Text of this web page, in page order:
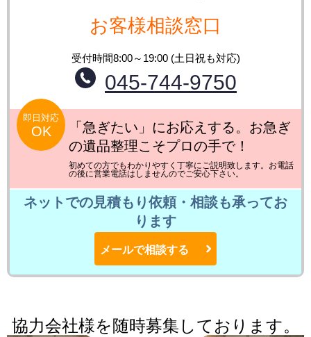
お客様相談窓口
受付時間8:00～19:00 (土日祝も対応)
045-744-9750
即日対応
OK
「急ぎたい」にお応えする。お急ぎ
の遺品整理こそプロの手で！
初めての方でもわかりやすく丁寧にご説明致します。お電話
の後に営業電話はしませんのでご安心下さい。
ネットでの見積もり依頼・相談も承ってお
ります
メールで相談する
協力会社様を随時募集しております。